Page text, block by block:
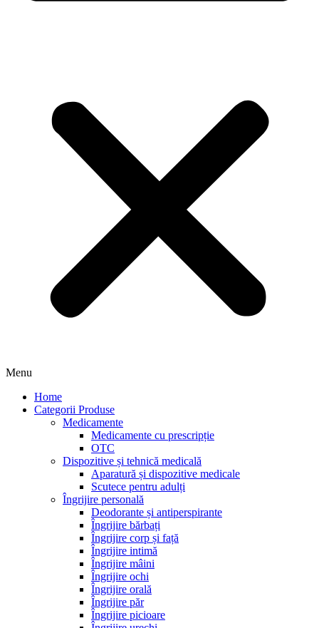
Menu
Home
Categorii Produse
Medicamente
Medicamente cu prescripție
OTC
Dispozitive și tehnică medicală
Aparatură și dispozitive medicale
Scutece pentru adulți
Îngrijire personală
Deodorante și antiperspirante
Îngrijire bărbați
Îngrijire corp și față
Îngrijire intimă
Îngrijire mâini
Îngrijire ochi
Îngrijire orală
Îngrijire păr
Îngrijire picioare